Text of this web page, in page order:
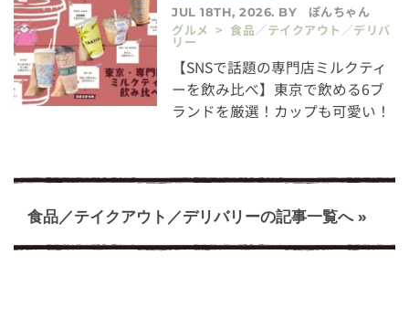
JUL 18TH, 2026. BY
ぽんちゃん
グルメ > 食品／テイクアウト／デリバ
リー
【SNSで話題の専門店ミルクティ
ーを飲み比べ】東京で飲める6ブ
ランドを厳選！カップも可愛い！
食品／テイクアウト／デリバリーの記事一覧へ »